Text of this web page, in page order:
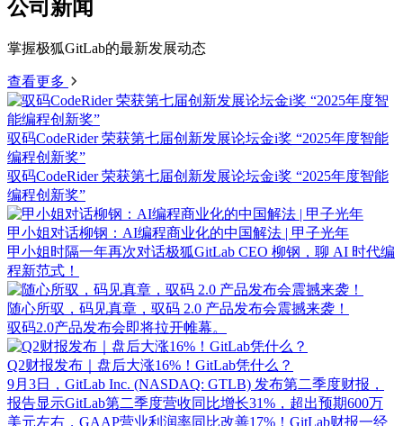
公司新闻
掌握极狐GitLab的最新发展动态
查看更多
驭码CodeRider 荣获第七届创新发展论坛金i奖 “2025年度智能
编程创新奖”
驭码CodeRider 荣获第七届创新发展论坛金i奖 “2025年度智能
编程创新奖”
甲小姐对话柳钢：AI编程商业化的中国解法 | 甲子光年
甲小姐时隔一年再次对话极狐GitLab CEO 柳钢，聊 AI 时代编
程新范式！
随心所驭，码见真章，驭码 2.0 产品发布会震撼来袭！
驭码2.0产品发布会即将拉开帷幕。
Q2财报发布｜盘后大涨16%！GitLab凭什么？
9月3日，GitLab Inc. (NASDAQ: GTLB) 发布第二季度财报，
报告显示GitLab第二季度营收同比增长31%，超出预期600万
美元左右，GAAP营业利润率同比改善17%！GitLab财报一经